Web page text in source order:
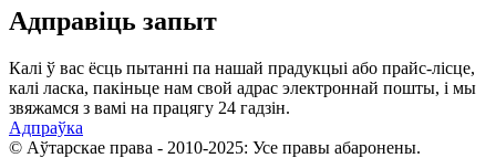
Адправіць запыт
Калі ў вас ёсць пытанні па нашай прадукцыі або прайс-лісце,
калі ласка, пакіньце нам свой адрас электроннай пошты, і мы
звяжамся з вамі на працягу 24 гадзін.
Адпраўка
© Аўтарскае права - 2010-2025: Усе правы абаронены.